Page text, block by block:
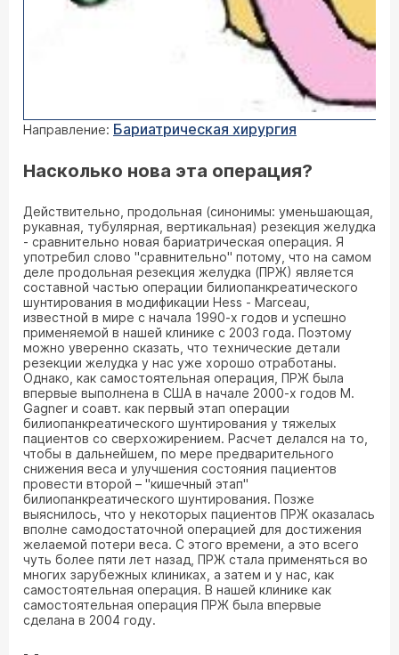
Направление: Бариатрическая хирургия
Насколько нова эта операция?
Действительно, продольная (синонимы: уменьшающая,
рукавная, тубулярная, вертикальная) резекция желудка
- сравнительно новая бариатрическая операция. Я
употребил слово "сравнительно" потому, что на самом
деле продольная резекция желудка (ПРЖ) является
составной частью операции билиопанкреатического
шунтирования в модификации Hess - Marceau,
известной в мире с начала 1990-х годов и успешно
применяемой в нашей клинике с 2003 года. Поэтому
можно уверенно сказать, что технические детали
резекции желудка у нас уже хорошо отработаны.
Однако, как самостоятельная операция, ПРЖ была
впервые выполнена в США в начале 2000-х годов M.
Gagner и соавт. как первый этап операции
билиопанкреатического шунтирования у тяжелых
пациентов со сверхожирением. Расчет делался на то,
чтобы в дальнейшем, по мере предварительного
снижения веса и улучшения состояния пациентов
провести второй – "кишечный этап"
билиопанкреатического шунтирования. Позже
выяснилось, что у некоторых пациентов ПРЖ оказалась
вполне самодостаточной операцией для достижения
желаемой потери веса. С этого времени, а это всего
чуть более пяти лет назад, ПРЖ стала применяться во
многих зарубежных клиниках, а затем и у нас, как
самостоятельная операция. В нашей клинике как
самостоятельная операция ПРЖ была впервые
сделана в 2004 году.